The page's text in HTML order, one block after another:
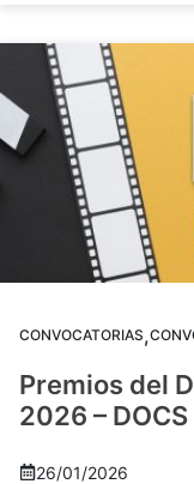
CONVOCATORIAS,
Premios del
2026 – DOCS
26/01/2026